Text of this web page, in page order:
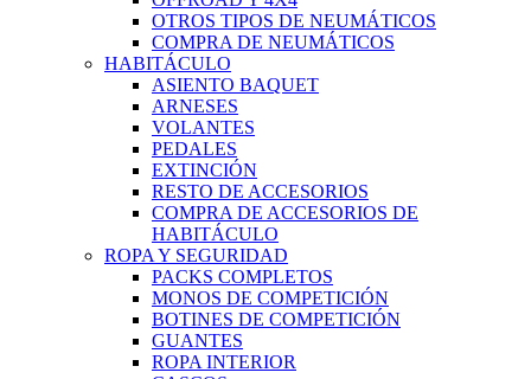
OTROS TIPOS DE NEUMÁTICOS
COMPRA DE NEUMÁTICOS
HABITÁCULO
ASIENTO BAQUET
ARNESES
VOLANTES
PEDALES
EXTINCIÓN
RESTO DE ACCESORIOS
COMPRA DE ACCESORIOS DE
HABITÁCULO
ROPA Y SEGURIDAD
PACKS COMPLETOS
MONOS DE COMPETICIÓN
BOTINES DE COMPETICIÓN
GUANTES
ROPA INTERIOR